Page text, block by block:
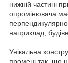
нижній частині
опромінювача
наприклад,
Унікальна